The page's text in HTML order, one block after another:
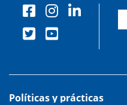
Políticas y prácticas